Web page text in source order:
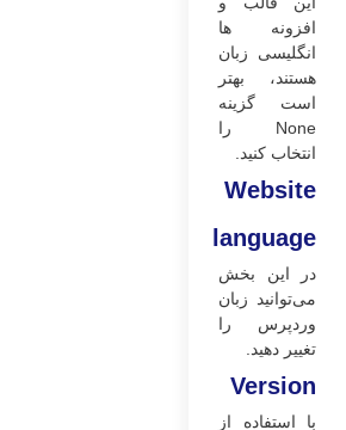
افزونه ها
انگلیسی زبان
هستند، بهتر
است گزینه
None را
انتخاب کنید.
Website
language
در این بخش
می‌توانید زبان
وردپرس را
تغییر دهید.
Version
با استفاده از